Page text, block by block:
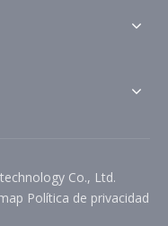
Co., Ltd.
Política de privacidad